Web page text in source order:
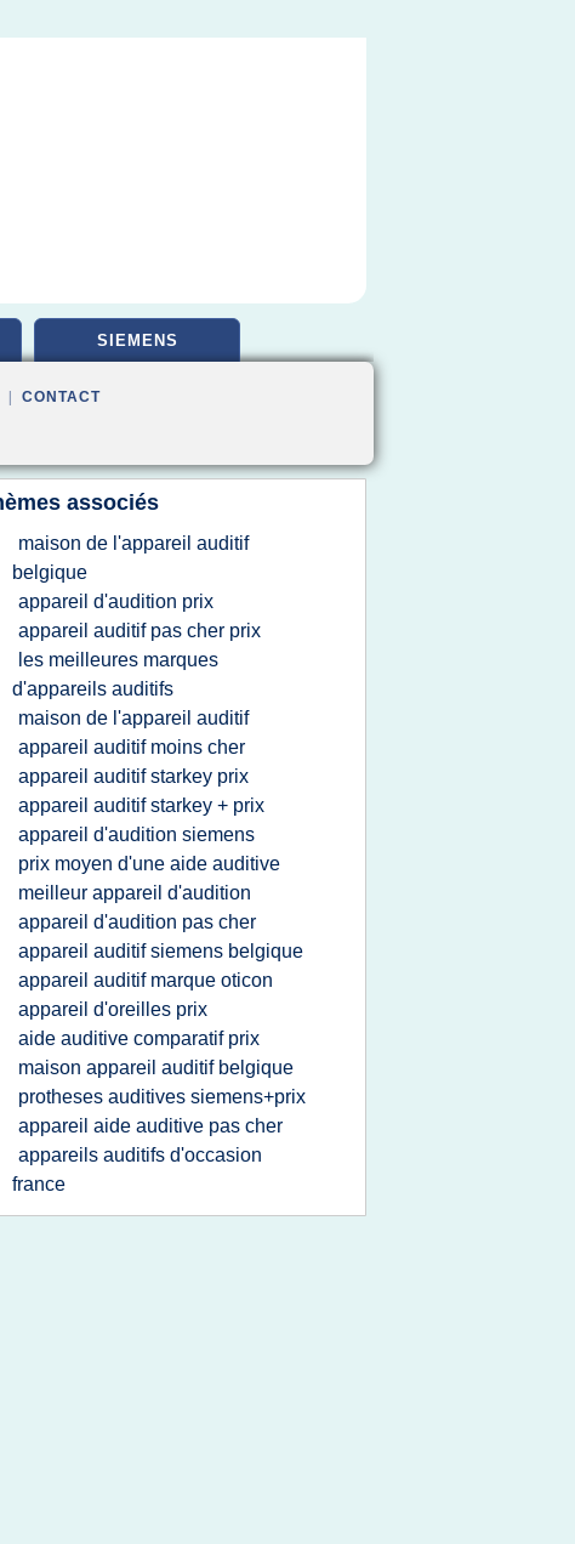
SIEMENS
CONTACT
associés
maison de l'appareil auditif
belgique
appareil d'audition prix
appareil auditif pas cher prix
les meilleures marques
d'appareils auditifs
maison de l'appareil auditif
appareil auditif moins cher
appareil auditif starkey prix
appareil auditif starkey + prix
appareil d'audition siemens
prix moyen d'une aide auditive
meilleur appareil d'audition
appareil d'audition pas cher
appareil auditif siemens belgique
appareil auditif marque oticon
appareil d'oreilles prix
aide auditive comparatif prix
maison appareil auditif belgique
protheses auditives siemens+prix
appareil aide auditive pas cher
appareils auditifs d'occasion
france